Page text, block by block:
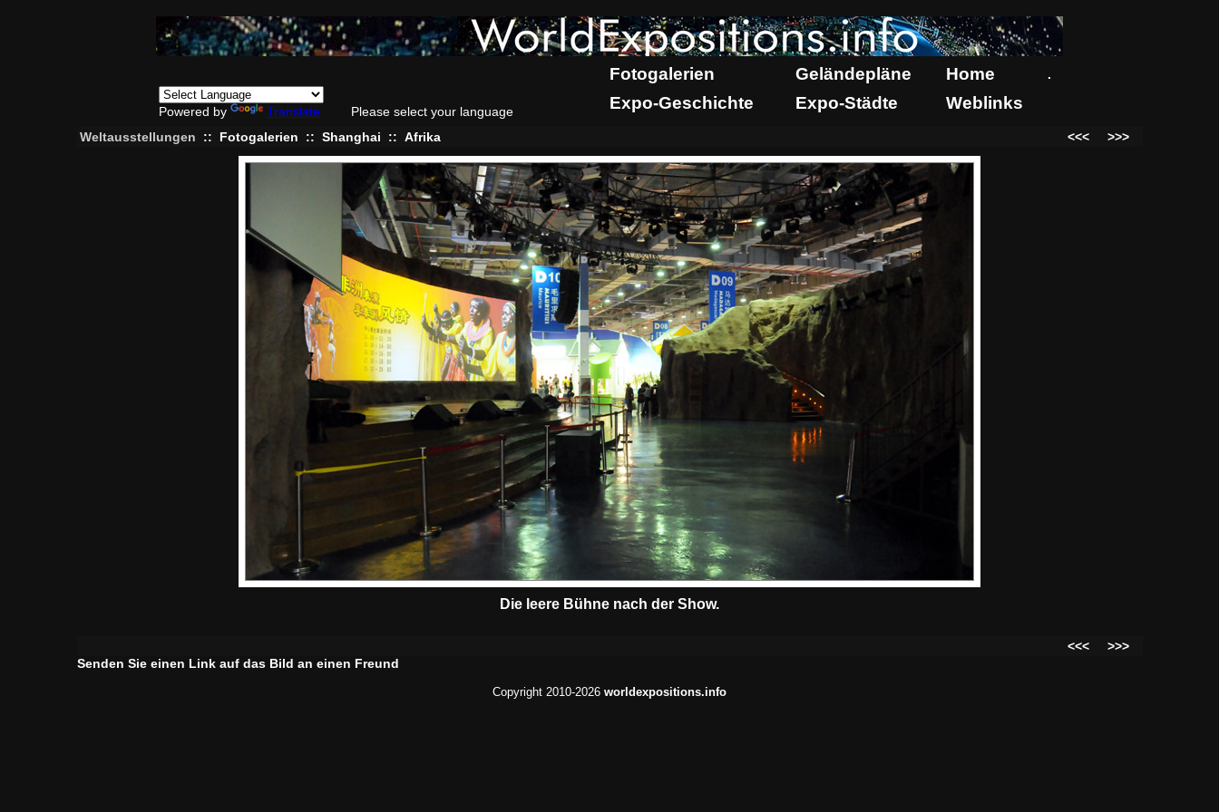
Powered by Translate Please select your language
Fotogalerien Geländepläne Home .
Expo-Geschichte Expo-Städte Weblinks
Weltausstellungen :: Fotogalerien :: Shanghai :: Afrika <<< >>>
Die leere Bühne nach der Show.
<<<
>>>
Senden Sie einen Link auf das Bild an einen Freund
Copyright 2010-2026 worldexpositions.info